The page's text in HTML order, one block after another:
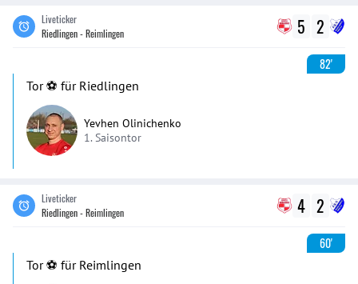
Liveticker
Riedlingen - Reimlingen
5 2
82'
Tor ⚽️ für Riedlingen
Yevhen Olinichenko
1. Saisontor
Liveticker
Riedlingen - Reimlingen
4 2
60'
Tor ⚽️ für Reimlingen